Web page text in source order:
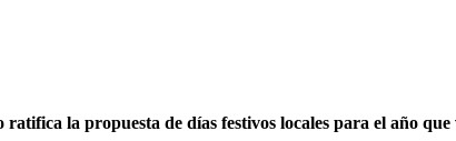
la propuesta de días festivos locales para el año